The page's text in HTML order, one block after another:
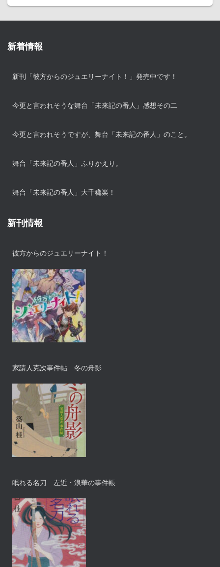
新着情報
新刊「彼方からのジュエリーナイト！」発売中です！
今更と言われそうな舞台「未来記の番人」感想その二
今更と言われそうですが、舞台「未来記の番人」のこと。
舞台「未来記の番人」ふりかえり。
舞台「未来記の番人」大千穐楽！
新刊情報
彼方からのジュエリーナイト！
家請人克次事件帖 冬の舟影
眠れる名刀 左近・浪華の事件帳